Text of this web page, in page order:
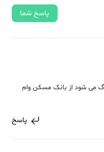
پاسخ شما
می شود از بانک مسکن وام
پاسخ